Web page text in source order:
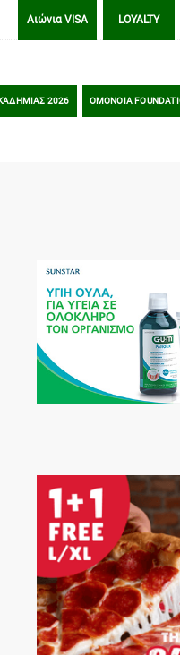
Αιώνια VISA LOYALTY
2026 OMONOIA